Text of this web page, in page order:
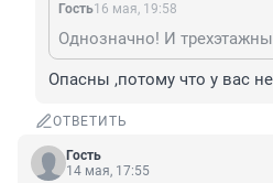
Гость16 мая, 19:58
Опасны ,потому что у вас
ОТВЕТИТЬ
Гость
14 мая, 17:55